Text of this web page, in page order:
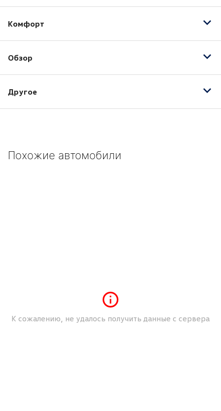
Комфорт
Обзор
Другое
Автозатемнение зеркала салона
Центральный замок с дист. упр.
Электропривод зад.двери
Похожие автомобили
К сожалению, не удалось получить данные с сервера